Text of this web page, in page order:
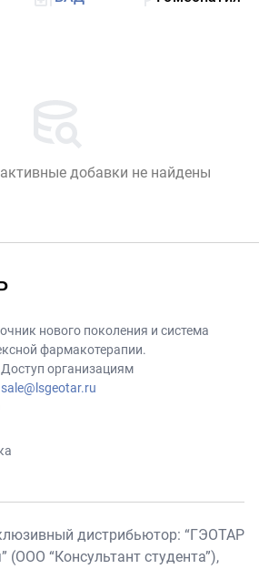
добавки не найдены
нового поколения и система
фармакотерапии.
Доступ организациям
sale@lsgeotar.ru
дистрибьютор: “ГЭОТАР
“Консультант студента”),